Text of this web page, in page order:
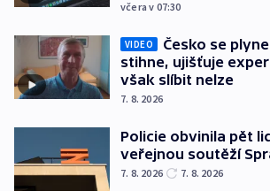
včera v 07:30
VIDEO
Česko se
stihne, ujišťuje
však slíbit nelze
7. 8. 2026
Policie obvinila pět
veřejnou soutěží
7. 8. 2026 7. 8. 2026